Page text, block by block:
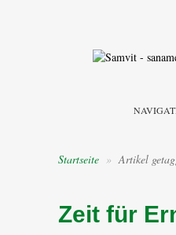
Startseite » Artikel
Zeit für